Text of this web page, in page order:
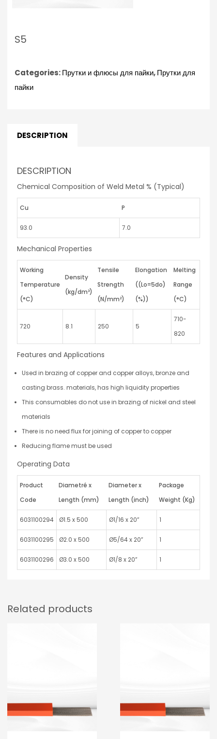
S5
Categories:Прутки и флюсы для пайки,Прутки для
пайки
DESCRIPTION
DESCRIPTION
Chemical Composition of Weld Metal % (Typical)
Cu P
93.0 7.0
Mechanical Properties
Working
Temperature
(°C)
Density
(kg/dm³)
Tensile
Strength
(N/mm²)
Elongation
((Lo=5do)
(%))
Melting
Range
(°C)
720 8.1 250 5
710-
820
Features and Applications
Used in brazing of copper and copper alloys, bronze and
casting brass. materials, has high liquidity properties
This consumables do not use in brazing of nickel and steel
materials
There is no need flux for joining of copper to copper
Reducing flame must be used
Operating Data
Product
Code
Diametré x
Length (mm)
Diameter x
Length (inch)
Package
Weight (Kg)
6031100294 Ø1.5 x 500 Ø1/16 x 20” 1
6031100295 Ø2.0 x 500 Ø5/64 x 20” 1
6031100296 Ø3.0 x 500 Ø1/8 x 20” 1
Related products